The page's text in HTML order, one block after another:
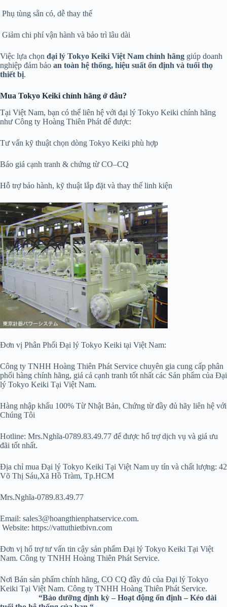
Phụ tùng sẵn có, dễ thay thế
Giảm chi phí vận hành và bảo trì lâu dài
Việc lựa chọn đại lý Tokyo Keiki Việt Nam chính hãng giúp doanh
nghiệp đảm bảo an toàn hệ thống, hiệu suất ổn định và tuổi thọ
thiết bị.
Mua Tokyo Keiki chính hãng ở đâu?
Tại Việt Nam, bạn có thể liên hệ với đại lý Tokyo Keiki chính hãng
như Công ty Hoàng Thiên Phát để được:
Tư vấn kỹ thuật chọn dòng Tokyo Keiki phù hợp
Báo giá cạnh tranh & chứng từ CO–CQ
Hỗ trợ bảo hành, kỹ thuật lắp đặt và thay thế linh kiện
Đơn vị Phân Phối Đại lý Tokyo Keiki tại Việt Nam:
Công ty TNHH Hoàng Thiên Phát Service chuyên gia cung cấp phân
phối hàng chính hãng, giá cả cạnh tranh tốt nhất các Sản phẩm của Đại
lý Tokyo Keiki Tại Việt Nam.
Hàng nhập khẩu 100% Từ Nhật Bản, Chứng từ đầy đủ hãy liên hệ với
Chúng Tôi
Hotline: Mrs.Nghĩa-0789.83.49.77 để được hổ trợ dịch vụ và giá ưu
đãi tốt nhất.
Địa chỉ mua Đại lý Tokyo Keiki Tại Việt Nam uy tín và chất lượng: 42
Võ Thị Sáu,Xã Hồ Tràm, Tp.HCM
Mrs.Nghĩa-0789.83.49.77
Email: sales3@hoangthienphatservice.com.
Website: https://vattuthietbivn.com
Đơn vị hổ trợ tư vấn tin cậy sản phẩm Đại lý Tokyo Keiki Tại Việt
Nam. Công ty TNHH Hoàng Thiên Phát Service.
Nơi Bán sản phẩm chính hãng, CO CQ đầy đủ của Đại lý Tokyo
Keiki Tại Việt Nam. Công ty TNHH Hoàng Thiên Phát Service.
“Bảo dưỡng định kỳ – Hoạt động ổn định – Kéo dài